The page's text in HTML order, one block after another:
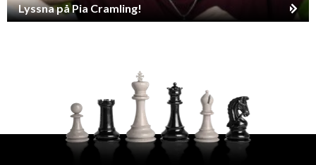
Lyssna på Pia Cramling!